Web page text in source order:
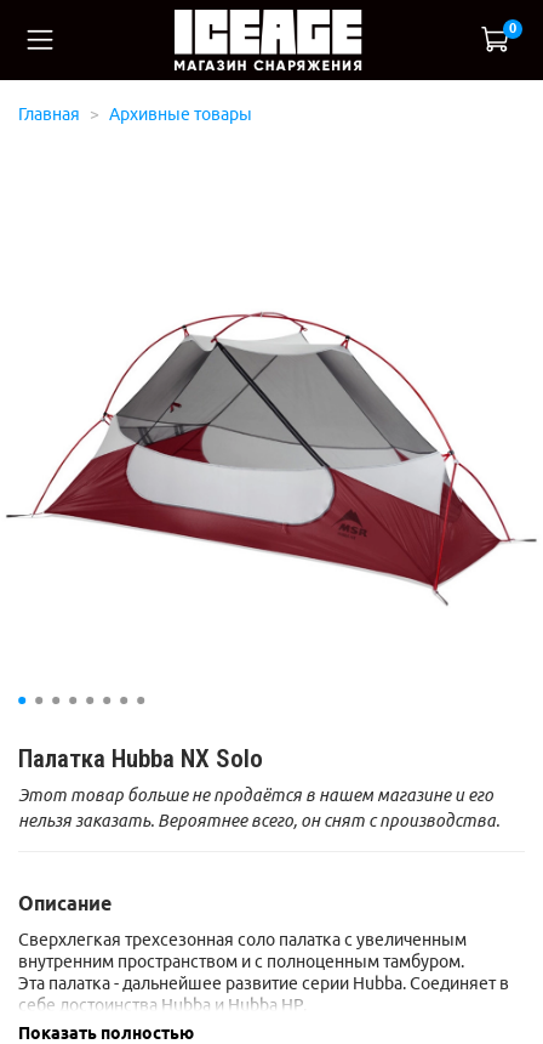
0
Главная Архивные товары
Палатка Hubba NX Solo
Этот товар больше не продаётся в нашем магазине и его
нельзя заказать. Вероятнее всего, он снят с производства.
Описание
Сверхлегкая трехсезонная соло палатка с увеличенным
внутренним пространством и с полноценным тамбуром.
Эта палатка - дальнейшее развитие серии Hubba. Соединяет в
себе достоинства Hubba и Hubba HP.
За счет использования новых материалов палатка стала еще
Показать полностью